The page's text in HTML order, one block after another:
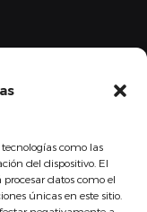
como las
del dispositivo. El
datos como el
únicas en este sitio.